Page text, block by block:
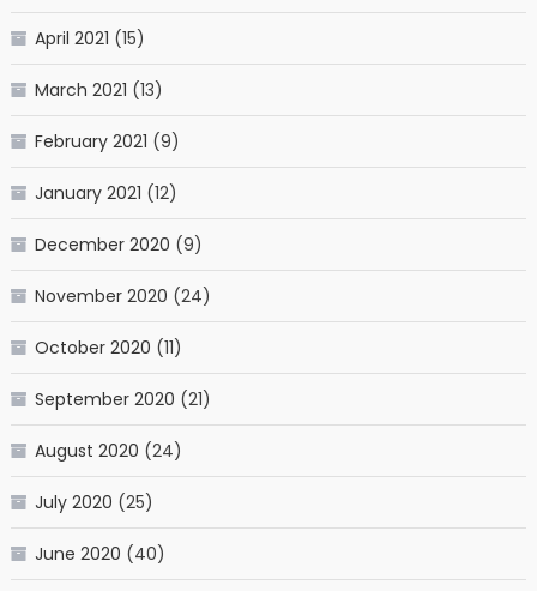
April 2021 (15)
March 2021 (13)
February 2021 (9)
January 2021 (12)
December 2020 (9)
November 2020 (24)
October 2020 (11)
September 2020 (21)
August 2020 (24)
July 2020 (25)
June 2020 (40)